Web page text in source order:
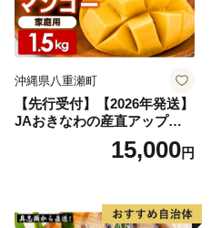
沖縄県八重瀬町
【先行受付】【2026年発送】
JAおきなわの産直アップル
マンゴー 約1.5kg【ご家庭
用・白箱】- 先行予約 沖縄 産
15,000円